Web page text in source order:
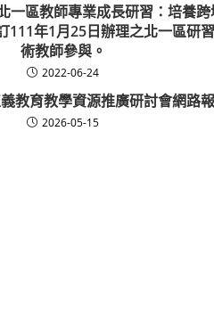
一區教師專業成長研習：培養
111年1月25日辦理之北一區研
術教師參與。
2022-06-24
教育教學資源推廣研討會網路
2026-05-15